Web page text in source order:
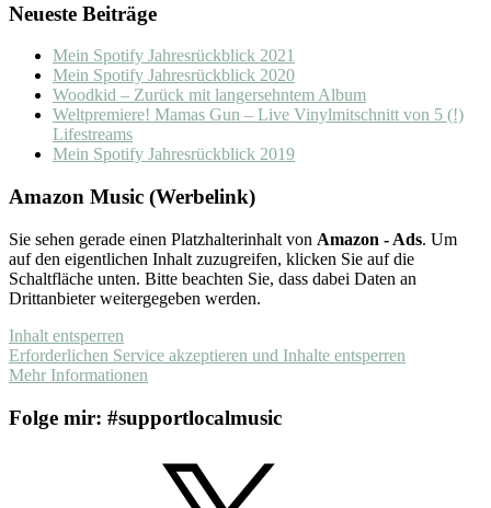
Neueste Beiträge
Mein Spotify Jahresrückblick 2021
Mein Spotify Jahresrückblick 2020
Woodkid – Zurück mit langersehntem Album
Weltpremiere! Mamas Gun – Live Vinylmitschnitt von 5 (!)
Lifestreams
Mein Spotify Jahresrückblick 2019
Amazon Music (Werbelink)
Sie sehen gerade einen Platzhalterinhalt von Amazon - Ads. Um
auf den eigentlichen Inhalt zuzugreifen, klicken Sie auf die
Schaltfläche unten. Bitte beachten Sie, dass dabei Daten an
Drittanbieter weitergegeben werden.
Inhalt entsperren
Erforderlichen Service akzeptieren und Inhalte entsperren
Mehr Informationen
Folge mir: #supportlocalmusic